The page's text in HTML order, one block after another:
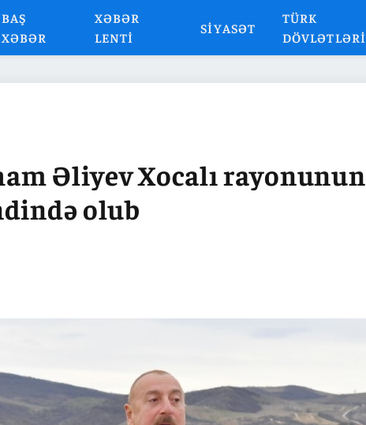
BAŞ
XƏBƏR
XƏBƏR
LENTI
SIYASƏT
TÜRK
DÖVLƏTLƏRI
Əliyev Xocalı rayonunun
olub